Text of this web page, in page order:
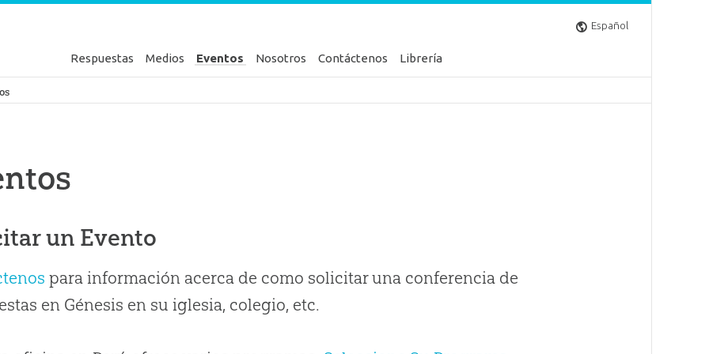
Español
Respuestas Medios Eventos Nosotros Contáctenos Librería
Génesis
un Evento
para información acerca de como solicitar una conferencia de
en Génesis en su iglesia, colegio, etc.